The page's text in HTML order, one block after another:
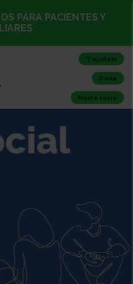
PARA PACIENTES Y
T’ajudem
Dona
Hazte socio